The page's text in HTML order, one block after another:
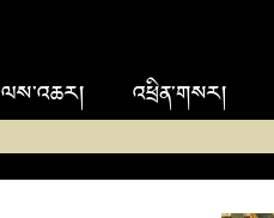
ལས་འཆར། འཕྲིན་གསར།